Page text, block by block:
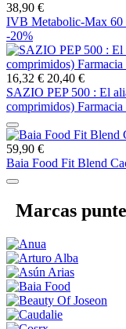
38,90 €
IVB Metabolic-Max 60
-20%
16,32 € 20,40 €
SAZIO PEP 500 : El
comprimidos)
59,90 €
Baia Food Fit Blend
Marcas